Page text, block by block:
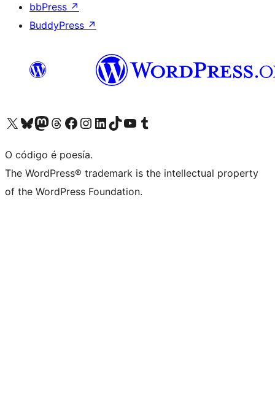
bbPress ↗
BuddyPress ↗
Visita la cuenta de X (anteriormente Twitter)
Visita a nosa conta de Bluesky
Visita a nosa conta de Mastodon
Visita a nosa conta de Threads
Visita a nosa páxina de Facebook
Visita a nosa conta de Instagram
Visita a nosa conta de LinkedIn
Visita a nosa conta de TikTok
Visita a nosa canle de YouTube
Visita a nosa conta de Tumblr
O código é poesía.
The WordPress® trademark is the intellectual property
of the WordPress Foundation.